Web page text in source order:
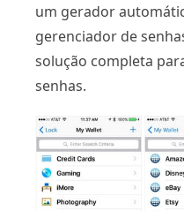
um gerador
gerenciador de
solução completa
senhas.